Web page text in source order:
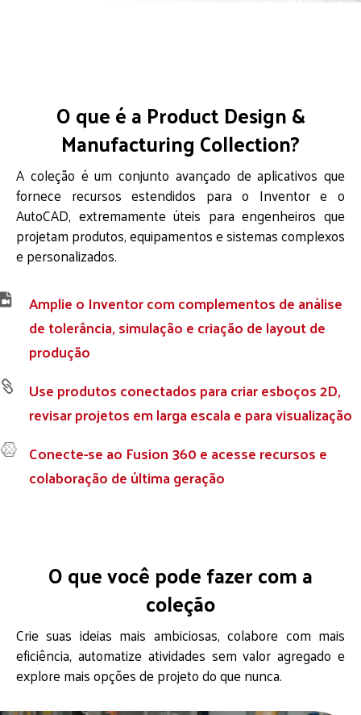
O que é a Product Design &
Manufacturing Collection?
A coleção é um conjunto avançado de aplicativos que
fornece recursos estendidos para o Inventor e o
AutoCAD, extremamente úteis para engenheiros que
projetam produtos, equipamentos e sistemas complexos
e personalizados.

Amplie o Inventor com complementos de análise
de tolerância, simulação e criação de layout de
produção

Use produtos conectados para criar esboços 2D,
revisar projetos em larga escala e para visualização

Conecte-se ao Fusion 360 e acesse recursos e
colaboração de última geração
O que você pode fazer com a
coleção
Crie suas ideias mais ambiciosas, colabore com mais
eficiência, automatize atividades sem valor agregado e
explore mais opções de projeto do que nunca.